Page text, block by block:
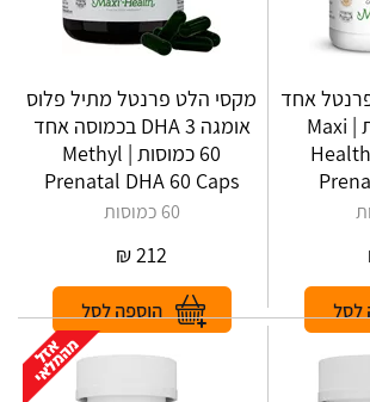
אחד
ליום 90 כמוסות | Maxi
מקסי הלט פרנטל מתיל פלוס
אומגה 3 DHA בכמוסה אחד
60 כמוסות | Methyl
Prenatal DHA 60 Caps
60 כמוסות
212
₪